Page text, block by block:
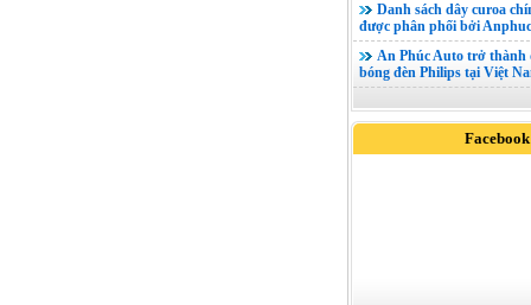
Danh sách dây curoa
được phân phối bởi
An Phúc Auto trở thành
bóng đèn Philips tại Việt